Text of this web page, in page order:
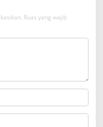
Ruas yang wajib